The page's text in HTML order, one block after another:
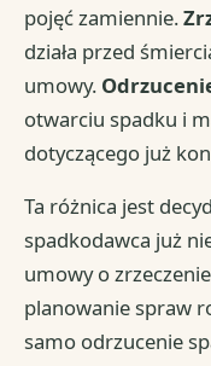
pojęć zamiennie.
działa przed
umowy.
otwarciu spadku i
dotyczącego już
Ta różnica jest
spadkodawca już
umowy o
planowanie spraw
samo odrzucenie